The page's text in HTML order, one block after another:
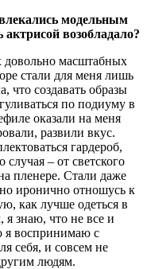
модельным
возобладало?
довольно масштабных
стали для меня лишь
что создавать образы
по подиуму в
оказали на меня
развили вкус.
гардероб,
– от светского
пленере. Стали даже
иронично отношусь к
как лучше одеться в
знаю, что не все и
я воспринимаю с
себя, и совсем не
людям.